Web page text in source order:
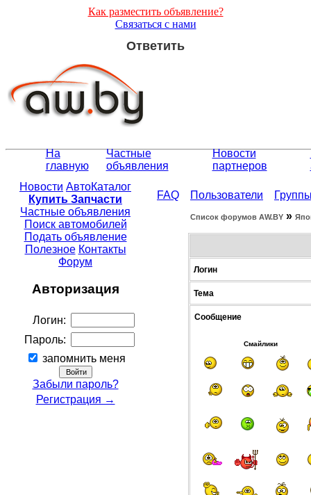
Как разместить объявление?
Связаться с нами
Ответить
На
главную
Частные
объявления
Новости
партнеров
Новости АвтоКаталог
Купить Запчасти
Частные объявления
Поиск автомобилей
Подать объявление
Полезное Контакты
Форум
Авторизация
Логин:
Пароль:
запомнить меня
Забыли пароль?
Регистрация →
FAQ Пользователи
Список форумов АW.BY »
Логин
Тема
Сообщение
Смайлики